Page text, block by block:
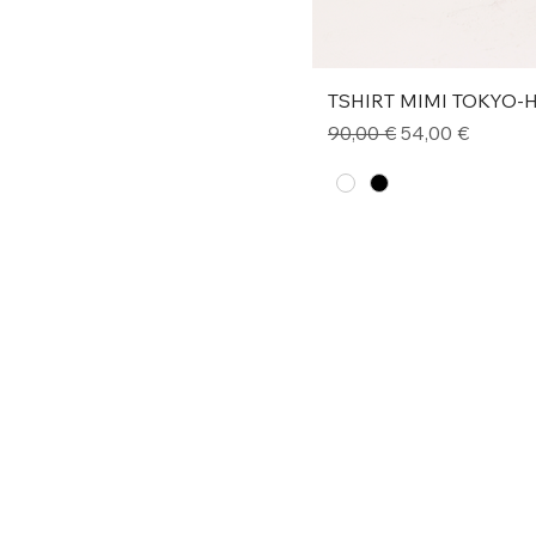
TSHIRT MIMI TOKYO-
Prezzo regolare
90,00 € Prezzo scontato
54,00 €